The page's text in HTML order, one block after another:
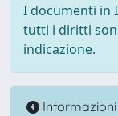
I documenti in
tutti i diritti
indicazione.
Informazioni